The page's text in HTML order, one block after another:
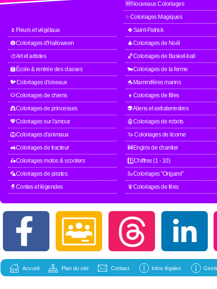
🆕Nouveaux Coloriages
✨Coloriages Magiques
🌷Fleurs et végétaux
🍀Saint-Patrick
🎃Coloriages d'Halloween
🎄Coloriages de Noël
🎨Art et artistes
🏀Coloriages de Basket-ball
🏫École & rentrée des classes
🐄Coloriages de la ferme
🐦Coloriages d'oiseaux
🐬Mammifères marins
🐶Coloriages de chiens
👧Coloriages de filles
👸Coloriages de princesses
👽Aliens et extraterrestres
💖Coloriages sur l'amour
🤖Coloriages de robots
🦁Coloriages d'animaux
🦄 Coloriages de licorne
🚜Coloriages de tracteur
🚧Engins de chantier
🛵Coloriages motos & scooters
1️⃣Chiffres (1 - 10)
🦜Coloriages de pirates
🦢Coloriages "Origami"
🧙Contes et légendes
🧚Coloriages de fées
Accueil Plan du site Contact Infos légales